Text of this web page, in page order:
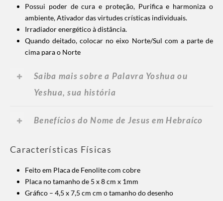
Possui poder de cura e proteção, Purifica e harmoniza o
ambiente,Ativador das virtudes crísticas individuais.
Irradiador energético à distância.
Quando deitado, colocar no eixo Norte/Sul com a parte de
cima para o Norte
Saiba mais sobre a Palavra Yoshua ou
Yeshua, sua história
Benefícios do Nome de Jesus em Hebraíco
Características Físicas
Feito em Placa de Fenolite com cobre
Placa no tamanho de 5 x 8 cm x 1mm
Gráfico – 4,5 x 7,5 cm cm o tamanho do desenho